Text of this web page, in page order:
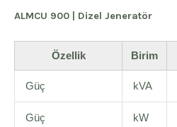
ALMCU 900 | Dizel Jeneratör
Özellik Birim
Güç kVA
Güç kW